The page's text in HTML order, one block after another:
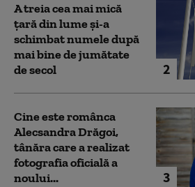
2
A treia cea mai mică
țară din lume și-a
schimbat numele după
mai bine de jumătate
de secol
3
Cine este românca
Alecsandra Drăgoi,
tânăra care a realizat
fotografia oficială a
noului...